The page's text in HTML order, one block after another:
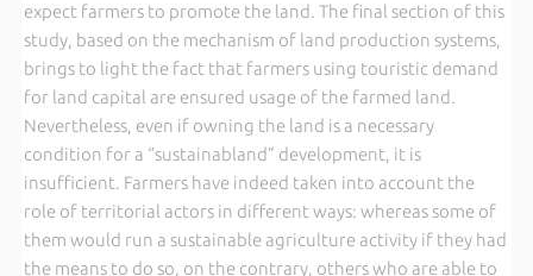
expect farmers to promote the land. The final section of this
study, based on the mechanism of land production systems,
brings to light the fact that farmers using touristic demand
for land capital are ensured usage of the farmed land.
Nevertheless, even if owning the land is a necessary
condition for a “sustainabland” development, it is
insufficient. Farmers have indeed taken into account the
role of territorial actors in different ways: whereas some of
them would run a sustainable agriculture activity if they had
the means to do so, on the contrary, others who are able to